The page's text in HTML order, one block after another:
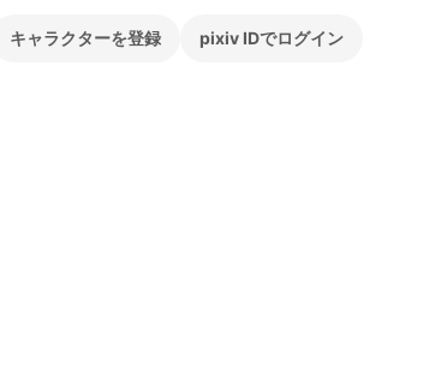
キャラクターを登録 pixiv IDでログイン